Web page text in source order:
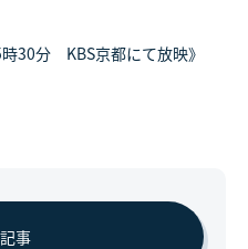
30分 KBS京都にて放映》
事